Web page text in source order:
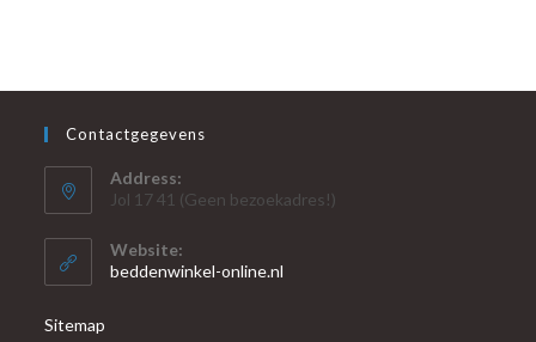
Contactgegevens
Address:
Jol 17 41 (Geen bezoekadres!)
Website:
beddenwinkel-online.nl
Sitemap